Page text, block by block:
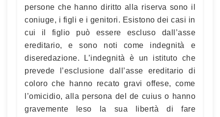
persone che hanno diritto alla riserva sono il
coniuge, i figli e i genitori. Esistono dei casi in
cui il figlio può essere escluso dall’asse
ereditario, e sono noti come indegnità e
diseredazione. L’indegnità è un istituto che
prevede l’esclusione dall’asse ereditario di
coloro che hanno recato gravi offese, come
l’omicidio, alla persona del de cuius o hanno
gravemente leso la sua libertà di fare